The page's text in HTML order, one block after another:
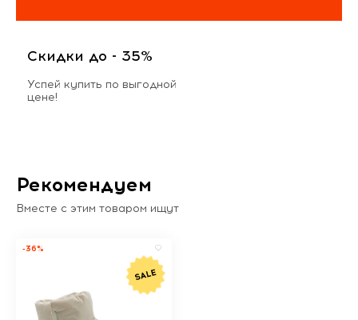
Скидки до - 35%
Успей купить по выгодной
цене!
Рекомендуем
Вместе с этим товаром ищут
-36%